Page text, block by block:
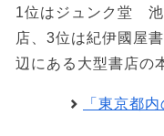
1位はジュンク堂 池
店、3位は紀伊國屋
辺にある大型書店の
「東京都